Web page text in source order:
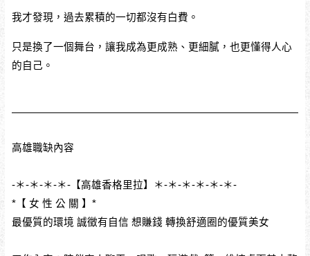
我才發現，過去累積的一切都沒有白費。
只是換了一個舞台，讓我成為更成熟、更細膩，也更懂得人心
的自己。
高雄職缺內容
-＊-＊-＊-＊-【高雄香格里拉】＊-＊-＊-＊-＊-＊-
*【 女 性 公 關 】*
最優質的環境 誠徵有自信 想賺錢 轉換舒適圈的優質美女